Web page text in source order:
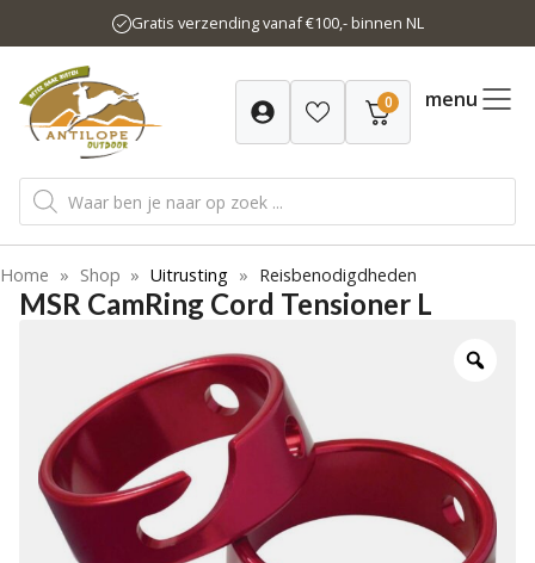
naar
inhoud
Gratis verzending vanaf €100,- binnen NL
0 menu
Producten
zoeken
Home » Shop » Uitrusting » Reisbenodigdheden
MSR CamRing Cord Tensioner L